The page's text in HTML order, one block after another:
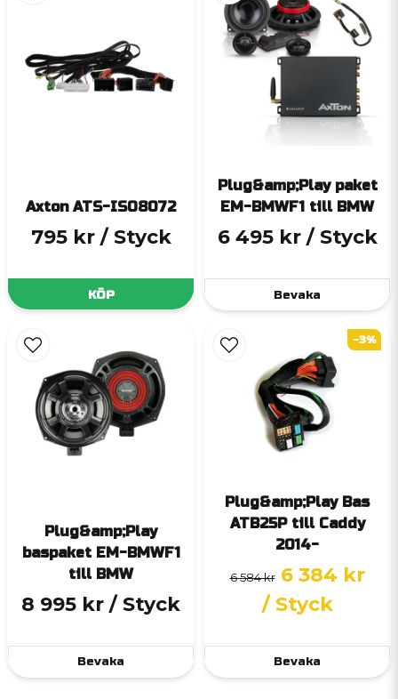
Axton ATS-ISO8072
795 kr / Styck
KÖP
Plug&amp;Play paket
EM-BMWF1 till BMW
6 495 kr / Styck
Bevaka
Plug&amp;Play
baspaket EM-BMWF1
till BMW
8 995 kr / Styck
Bevaka
Plug&amp;Play Bas
ATB25P till Caddy
2014-
6 584 kr 6 384 kr
/ Styck
Bevaka
-3%